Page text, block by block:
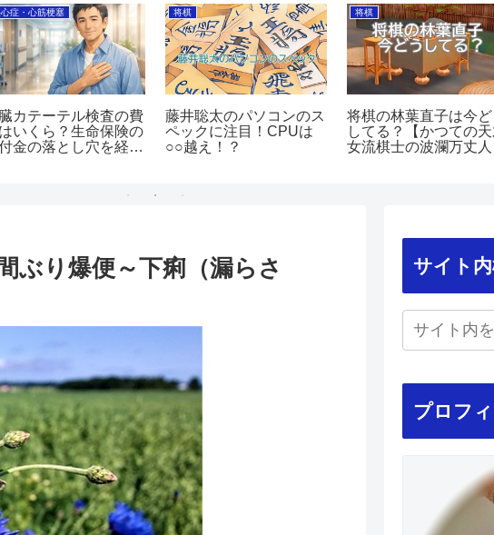
症・心筋梗塞
カテーテル検査の費
いくら？生命保険の
金の落とし穴を経験
将棋
藤井聡太のパソコンのス
ペックに注目！CPUは
○○越え！？
将棋
将棋の林葉直子は今ど
してる？【かつての
女流棋士の波瀾万丈人
ぶり爆便～下痢（漏らさ
サイト
プロフ